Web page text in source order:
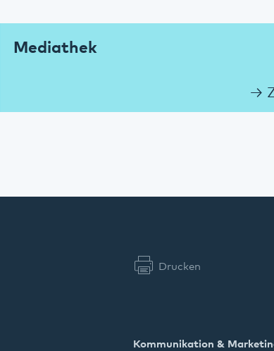
Mediathek
Drucken
Kommunikation &